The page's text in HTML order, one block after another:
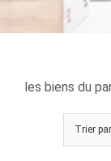
les biens du
Trier par